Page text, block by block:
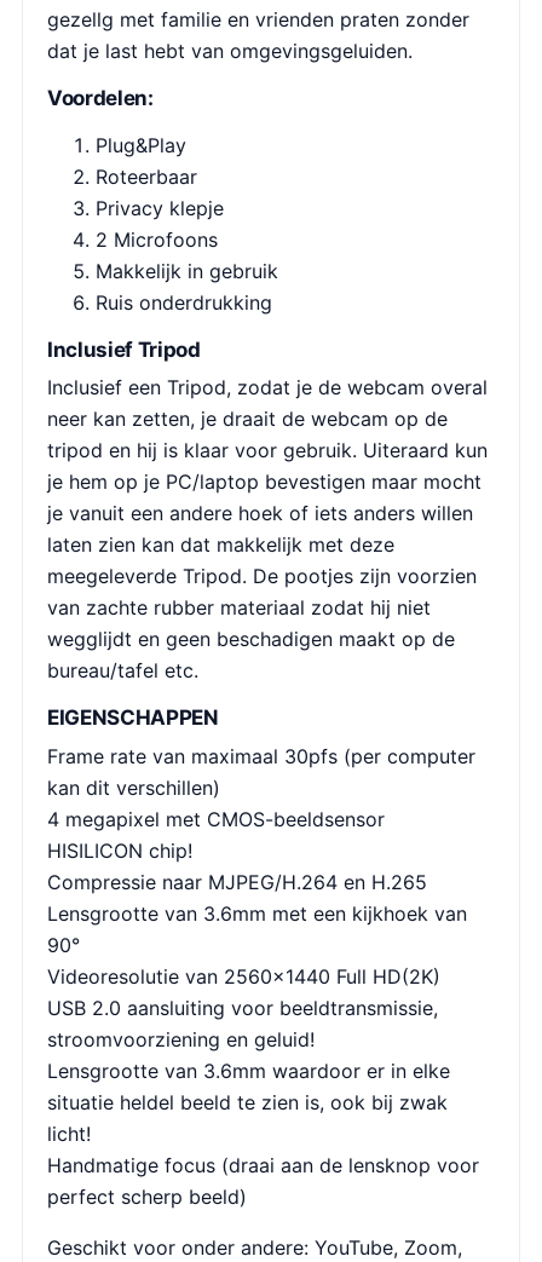
gezellg met familie en vrienden praten zonder
dat je last hebt van omgevingsgeluiden.
Voordelen:
Plug&Play
Roteerbaar
Privacy klepje
2 Microfoons
Makkelijk in gebruik
Ruis onderdrukking
Inclusief Tripod
Inclusief een Tripod, zodat je de webcam overal
neer kan zetten, je draait de webcam op de
tripod en hij is klaar voor gebruik. Uiteraard kun
je hem op je PC/laptop bevestigen maar mocht
je vanuit een andere hoek of iets anders willen
laten zien kan dat makkelijk met deze
meegeleverde Tripod. De pootjes zijn voorzien
van zachte rubber materiaal zodat hij niet
wegglijdt en geen beschadigen maakt op de
bureau/tafel etc.
EIGENSCHAPPEN
Frame rate van maximaal 30pfs (per computer
kan dit verschillen)
4 megapixel met CMOS-beeldsensor
HISILICON chip!
Compressie naar MJPEG/H.264 en H.265
Lensgrootte van 3.6mm met een kijkhoek van
90°
Videoresolutie van 2560×1440 Full HD(2K)
USB 2.0 aansluiting voor beeldtransmissie,
stroomvoorziening en geluid!
Lensgrootte van 3.6mm waardoor er in elke
situatie heldel beeld te zien is, ook bij zwak
licht!
Handmatige focus (draai aan de lensknop voor
perfect scherp beeld)
Geschikt voor onder andere: YouTube, Zoom,